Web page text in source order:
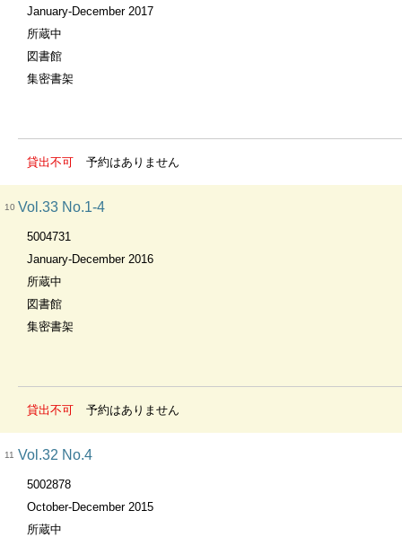
January-December 2017
所蔵中
図書館
集密書架
貸出不可 予約はありません
10 Vol.33 No.1-4
5004731
January-December 2016
所蔵中
図書館
集密書架
貸出不可 予約はありません
11 Vol.32 No.4
5002878
October-December 2015
所蔵中